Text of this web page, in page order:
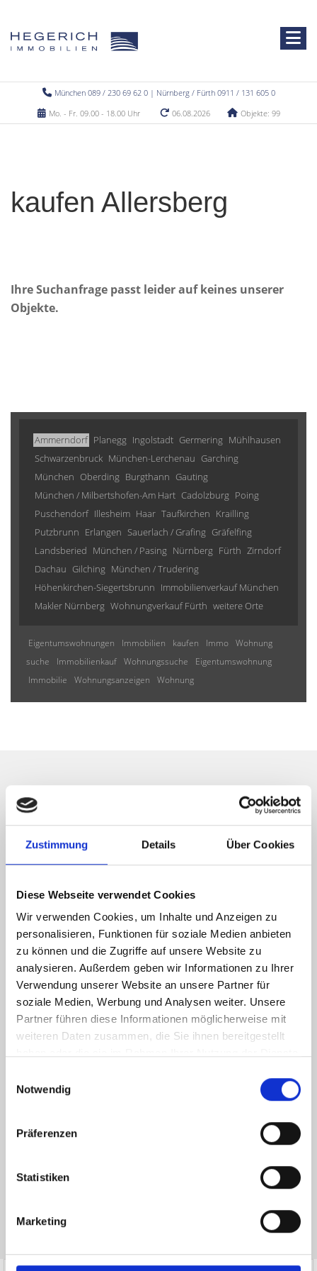
Zustimmung Details Über Cookies
Diese Webseite verwendet Cookies
Wir verwenden Cookies, um Inhalte und Anzeigen zu
personalisieren, Funktionen für soziale Medien anbieten
zu können und die Zugriffe auf unsere Website zu
analysieren. Außerdem geben wir Informationen zu Ihrer
Verwendung unserer Website an unsere Partner für
soziale Medien, Werbung und Analysen weiter. Unsere
Partner führen diese Informationen möglicherweise mit
weiteren Daten zusammen, die Sie ihnen bereitgestellt
Notwendig
Präferenzen
Statistiken
Marketing
München 089 / 230 69 62 0 | Nürnberg / Fürth 0911 / 131 605 0
Mo. - Fr. 09.00 - 18.00 Uhr
06.08.2026 Objekte: 99
kaufen Allersberg
Ihre Suchanfrage passt leider auf keines unserer
Objekte.
Ammerndorf Planegg Ingolstadt Germering Mühlhausen
Schwarzenbruck München-Lerchenau Garching
München Oberding Burgthann Gauting
München / Milbertshofen-Am Hart Cadolzburg Poing
Puschendorf Illesheim Haar Taufkirchen Krailling
Putzbrunn Erlangen Sauerlach / Grafing Gräfelfing
Landsberied München / Pasing Nürnberg Fürth Zirndorf
Dachau Gilching München / Trudering
Höhenkirchen-Siegertsbrunn Immobilienverkauf München
Makler Nürnberg Wohnungverkauf Fürth weitere Orte
Eigentumswohnungen Immobilien kaufen Immo Wohnung
suche
Immobilienkauf Wohnungssuche
Eigentumswohnung
Immobilie
Wohnungsanzeigen Wohnung
Wir informieren Sie
automatisch über passende
neue Angebote
Ich habe die
zur Kenntnis genommen. Ich stimme
zu, dass meine Angaben und Daten zur Beantwortung meiner Anfrage
Hinweis: Sie können Ihre Einwilligung jederzeit für die Zukunft per E-Mail
* Pflichtfelder